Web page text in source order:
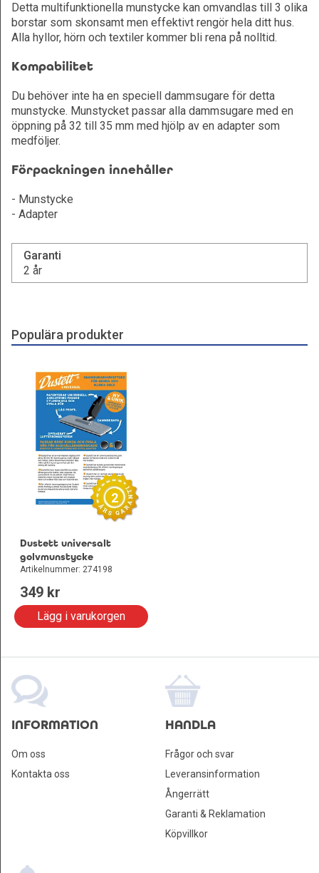
Detta multifunktionella munstycke kan omvandlas till 3 olika
borstar som skonsamt men effektivt rengör hela ditt hus.
Alla hyllor, hörn och textiler kommer bli rena på nolltid.
Kompabilitet
Du behöver inte ha en speciell dammsugare för detta
munstycke. Munstycket passar alla dammsugare med en
öppning på 32 till 35 mm med hjölp av en adapter som
medföljer.
Förpackningen innehåller
- Munstycke
- Adapter
Garanti
2 år
Populära produkter
2
Dustett universalt
golvmunstycke
Artikelnummer: 274198
349 kr
Lägg i varukorgen
INFORMATION
Om oss
Kontakta oss
HANDLA
Frågor och svar
Leveransinformation
Ångerrätt
Garanti & Reklamation
Köpvillkor